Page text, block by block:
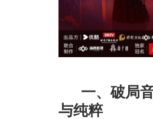
一、破局
与纯粹